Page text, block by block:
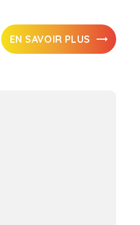
EN SAVOIR PLUS